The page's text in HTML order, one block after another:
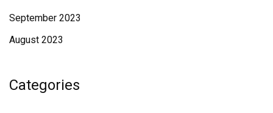
September 2023
August 2023
Categories